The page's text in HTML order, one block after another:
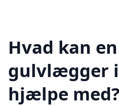
Hvad kan en
gulvlægger
hjælpe med?